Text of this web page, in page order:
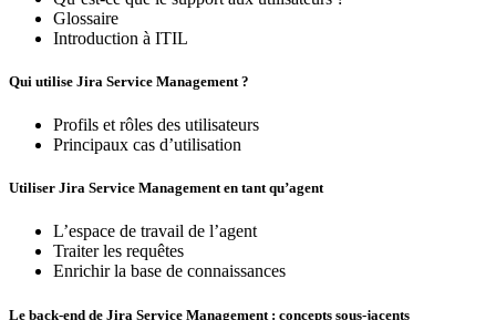
Glossaire
Introduction à ITIL
Qui utilise Jira Service Management ?
Profils et rôles des utilisateurs
Principaux cas d’utilisation
Utiliser Jira Service Management en tant qu’agent
L’espace de travail de l’agent
Traiter les requêtes
Enrichir la base de connaissances
Le back-end de Jira Service Management : concepts sous-jacents